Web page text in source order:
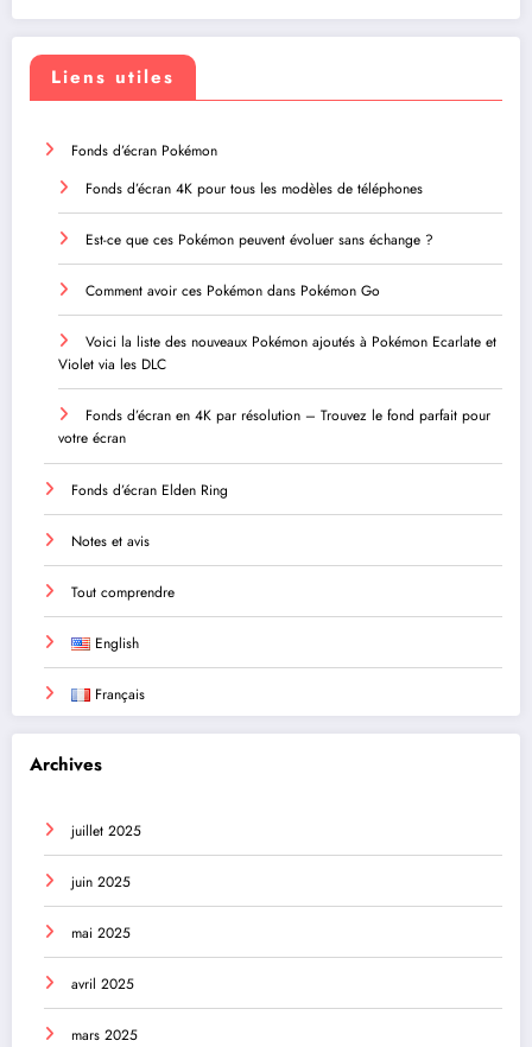
Liens utiles
Fonds d’écran Pokémon
Fonds d’écran 4K pour tous les modèles de téléphones
Est-ce que ces Pokémon peuvent évoluer sans échange ?
Comment avoir ces Pokémon dans Pokémon Go
Voici la liste des nouveaux Pokémon ajoutés à Pokémon Ecarlate et
Violet via les DLC
Fonds d’écran en 4K par résolution – Trouvez le fond parfait pour
votre écran
Fonds d’écran Elden Ring
Notes et avis
Tout comprendre
English
Français
Archives
juillet 2025
juin 2025
mai 2025
avril 2025
mars 2025